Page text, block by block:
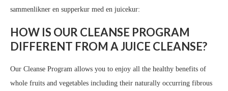
sammenlikner en supperkur med en juicekur:
HOW IS OUR CLEANSE PROGRAM
DIFFERENT FROM A JUICE CLEANSE?
Our Cleanse Program allows you to enjoy all the healthy benefits of
whole fruits and vegetables including their naturally occurring fibrous